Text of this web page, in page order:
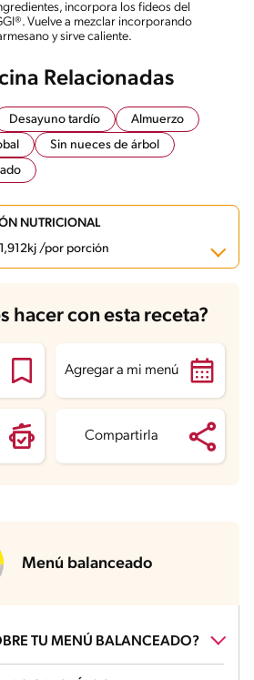
incorpora los fideos del
Vuelve a mezclar incorporando
y sirve caliente.
Relacionadas
Desayuno tardío
Almuerzo
Sin nueces de árbol
NUTRICIONAL
/por porción
49.3 g
kcal
3.9 g
mg
hacer con esta receta?
Agregar a mi menú
Compartirla
Menú balanceado
TU MENÚ BALANCEADO?